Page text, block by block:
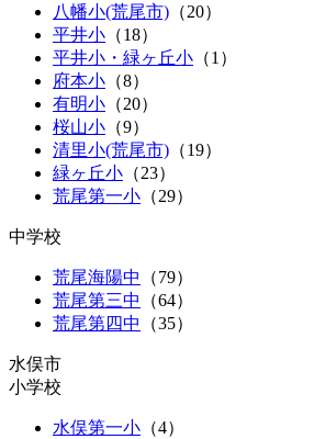
八幡小(荒尾市) （20）
平井小 （18）
平井小・緑ヶ丘小 （1 ）
府本小 （8）
有明小 （20）
桜山小 （9）
清里小(荒尾市) （19）
緑ヶ丘小 （23）
荒尾第一小 （29）
中学校
荒尾海陽中 （79）
荒尾第三中
（64）
荒尾第四中
（35）
水俣市
小学校
水俣第一小 （4）